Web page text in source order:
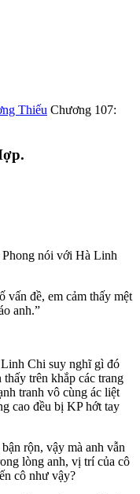
Thiếu Chương 107:
nói với Hà Linh
vấn đề, em cảm thấy mệt
anh.”
Chi suy nghĩ gì đó
trên khắp các trang
tranh vô cùng ác liệt
cao đều bị KP hớt tay
rộn, vậy mà anh vẫn
lòng anh, vị trí của cô
cô như vậy?